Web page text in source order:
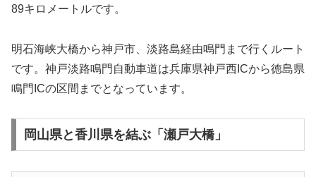
89キロメートルです。
明石海峡大橋から神戸市、淡路島経由鳴門まで行くルート
です。神戸淡路鳴門自動車道は兵庫県神戸西ICから徳島県
鳴門ICの区間までとなっています。
岡山県と香川県を結ぶ「瀬戸大橋」